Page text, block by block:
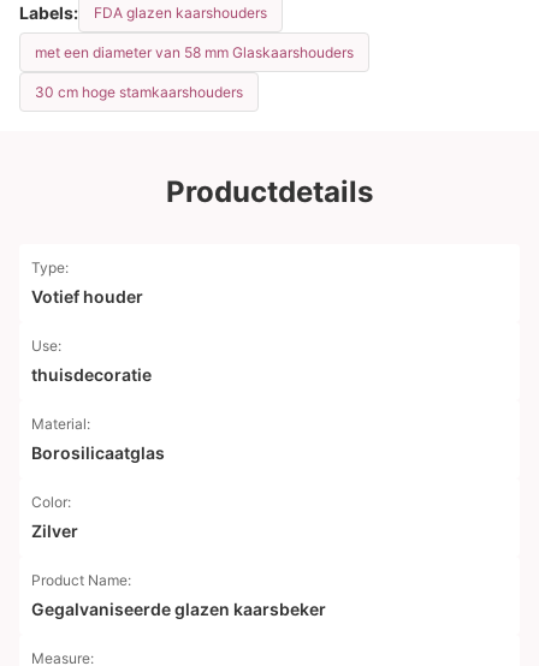
Labels: FDA glazen kaarshouders
met een diameter van 58 mm Glaskaarshouders
30 cm hoge stamkaarshouders
Productdetails
Type:
Votief houder
Use:
thuisdecoratie
Material:
Borosilicaatglas
Color:
Zilver
Product Name:
Gegalvaniseerde glazen kaarsbeker
Measure: